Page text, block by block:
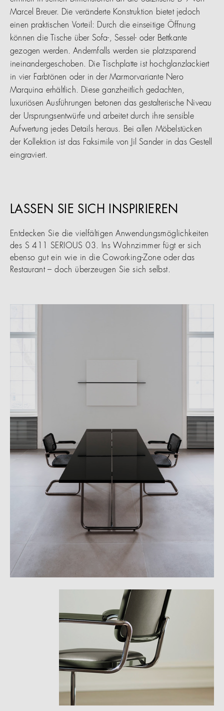
Marcel Breuer. Die veränderte Konstruktion bietet jedoch
einen praktischen Vorteil: Durch die einseitige Öffnung
können die Tische über Sofa-, Sessel- oder Bettkante
gezogen werden. Andernfalls werden sie platzsparend
ineinandergeschoben. Die Tischplatte ist hochglanzlackiert
in vier Farbtönen oder in der Marmorvariante Nero
Marquina erhältlich. Diese ganzheitlich gedachten,
luxuriösen Ausführungen betonen das gestalterische Niveau
der Ursprungsentwürfe und arbeitet durch ihre sensible
Aufwertung jedes Details heraus. Bei allen Möbelstücken
der Kollektion ist das Faksimile von Jil Sander in das Gestell
eingraviert.
LASSEN SIE SICH INSPIRIEREN
Entdecken Sie die vielfältigen Anwendungsmöglichkeiten
des S 411 SERIOUS 03. Ins Wohnzimmer fügt er sich
ebenso gut ein wie in die Coworking-Zone oder das
Restaurant – doch überzeugen Sie sich selbst.